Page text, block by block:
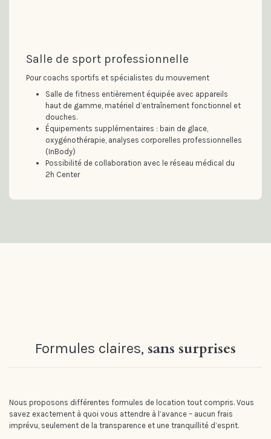
Salle de sport professionnelle
Pour coachs sportifs et spécialistes du mouvement
Salle de fitness entièrement équipée avec appareils
haut de gamme, matériel d’entraînement fonctionnel et
douches.
Équipements supplémentaires : bain de glace,
oxygénothérapie, analyses corporelles professionnelles
(InBody)
Possibilité de collaboration avec le réseau médical du
2h Center
Formules claires, sans surprises
Nous proposons différentes formules de location tout compris. Vous
savez exactement à quoi vous attendre à l’avance – aucun frais
imprévu, seulement de la transparence et une tranquillité d’esprit.